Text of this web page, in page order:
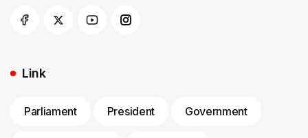
Link
Parliament President Government